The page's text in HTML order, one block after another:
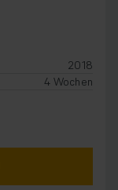
2018
4 Wochen